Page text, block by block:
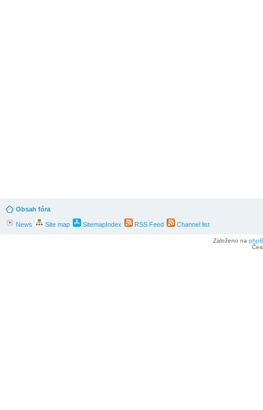
Obsah fóra
News Site map SitemapIndex RSS Feed Channel list
Založeno na